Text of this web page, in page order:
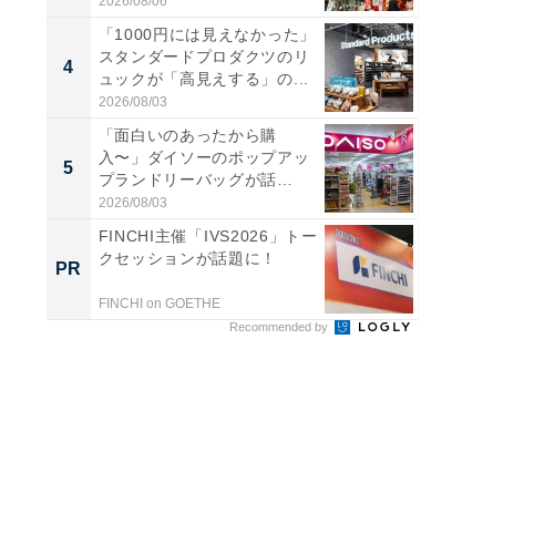
4
「1000円には見えなかった」
スタンダードプロダクツのリ
ュックが「高見えする」の...
2026/08/03
5
「面白いのあったから購
入〜」ダイソーのポップアッ
プランドリーバッグが話
題。“さま...
2026/08/03
PR
FINCHI主催「IVS2026」トー
クセッションが話題に！
FINCHI on GOETHE
Recommended by